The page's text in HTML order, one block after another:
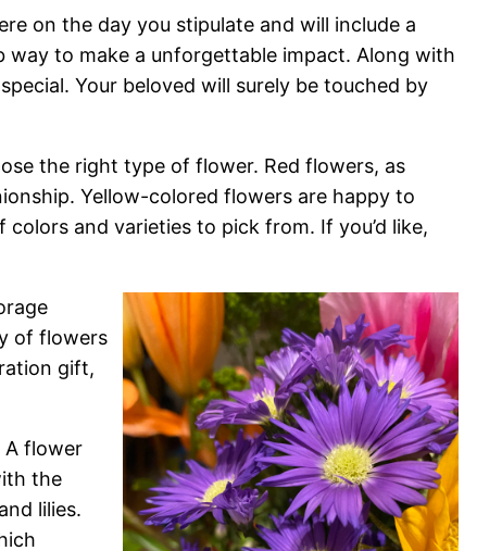
on the day you stipulate and will include a
way to make a unforgettable impact. Along with
Your beloved will surely be touched by
the right type of flower. Red flowers, as
Yellow-colored flowers are happy to
and varieties to pick from. If you’d like,
of flowers
gift,
A flower
the
lilies.